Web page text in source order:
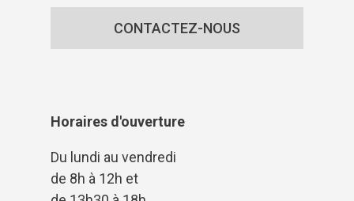
CONTACTEZ-NOUS
Horaires d'ouverture
Du lundi au vendredi
de 8h à 12h et